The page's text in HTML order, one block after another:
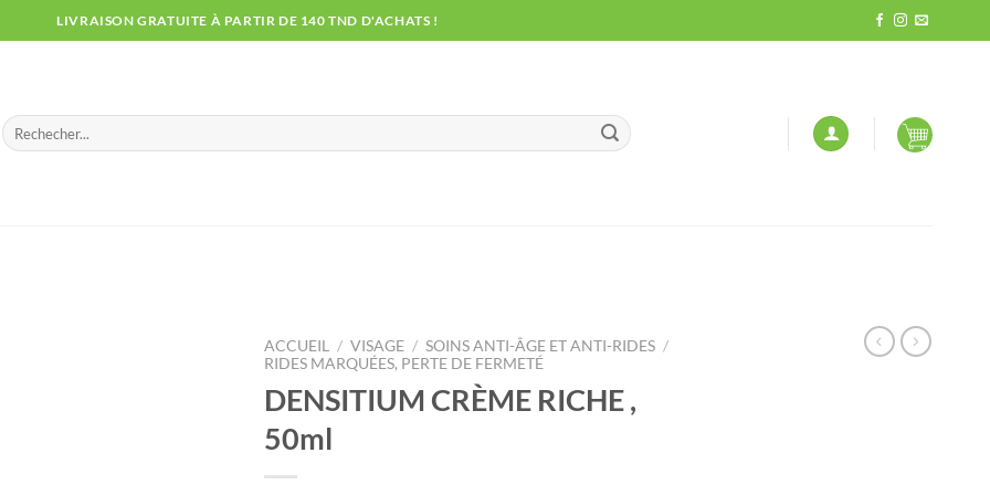
LIVRAISON GRATUITE À PARTIR DE 140 TND D'ACHATS !
Recherche
pour :
ACCUEIL / VISAGE / SOINS ANTI-ÂGE ET ANTI-RIDES /
RIDES MARQUÉES, PERTE DE FERMETÉ
DENSITIUM CRÈME RICHE ,
50ml